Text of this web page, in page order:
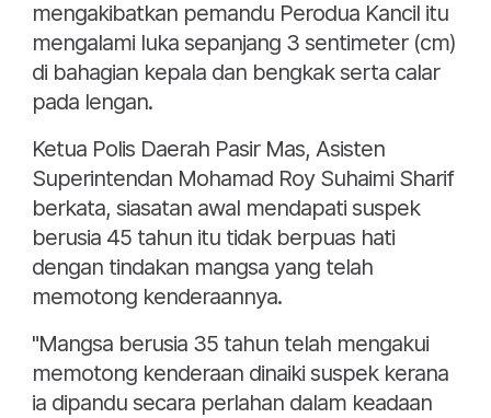
mengakibatkan pemandu Perodua Kancil itu
mengalami luka sepanjang 3 sentimeter (cm)
di bahagian kepala dan bengkak serta calar
pada lengan.
Ketua Polis Daerah Pasir Mas, Asisten
Superintendan Mohamad Roy Suhaimi Sharif
berkata, siasatan awal mendapati suspek
berusia 45 tahun itu tidak berpuas hati
dengan tindakan mangsa yang telah
memotong kenderaannya.
"Mangsa berusia 35 tahun telah mengakui
memotong kenderaan dinaiki suspek kerana
ia dipandu secara perlahan dalam keadaan